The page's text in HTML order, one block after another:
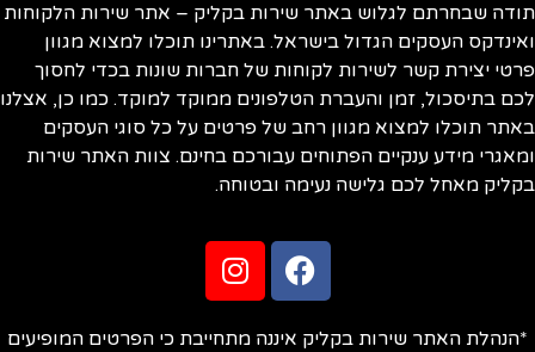
תודה שבחרתם לגלוש באתר שירות בקליק – אתר שירות הלקוחות
ואינדקס העסקים הגדול בישראל. באתרינו תוכלו למצוא מגוון
פרטי יצירת קשר לשירות לקוחות של חברות שונות בכדי לחסוך
לכם בתיסכול, זמן והעברת הטלפונים ממוקד למוקד. כמו כן, אצלנו
באתר תוכלו למצוא מגוון רחב של פרטים על כל סוגי העסקים
ומאגרי מידע ענקיים הפתוחים עבורכם בחינם. צוות האתר שירות
בקליק מאחל לכם גלישה נעימה ובטוחה.
*הנהלת האתר שירות בקליק איננה מתחייבת כי הפרטים המופיעים